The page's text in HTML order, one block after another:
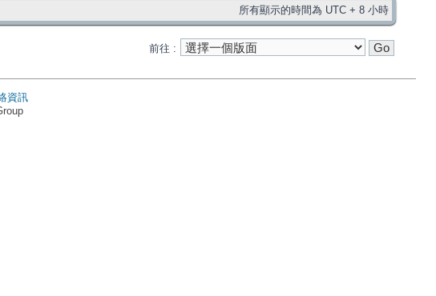
所有顯示的時間為 UTC + 8 小時
前往 :
資訊